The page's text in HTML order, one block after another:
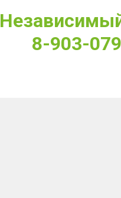
8-903-